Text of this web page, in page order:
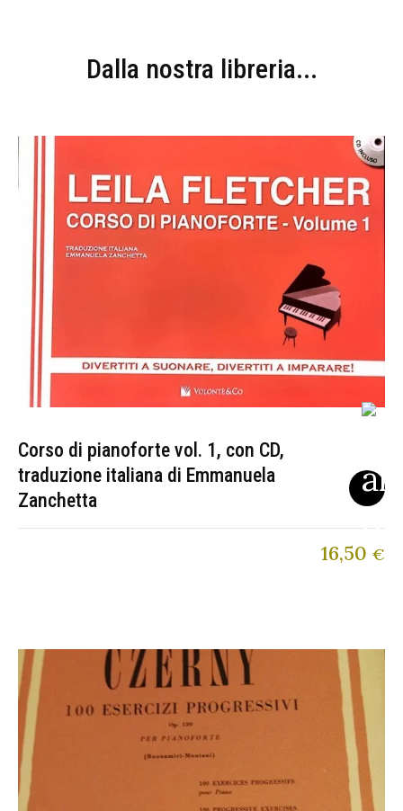
Dalla nostra libreria...
Corso di pianoforte vol. 1, con CD,
traduzione italiana di Emmanuela
Zanchetta
16,50 €